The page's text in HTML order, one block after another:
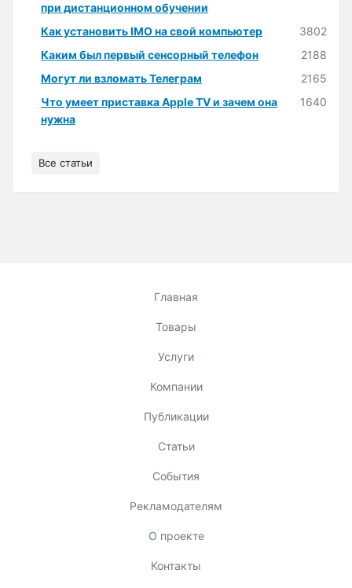
при дистанционном обучении
Как установить IMO на свой компьютер
3802
Каким был первый сенсорный телефон
2188
Могут ли взломать Телеграм
2165
Что умеет приставка Apple TV и зачем она
нужна
1640
Все статьи
Главная
Товары
Услуги
Компании
Публикации
Статьи
События
Рекламодателям
О проекте
Контакты